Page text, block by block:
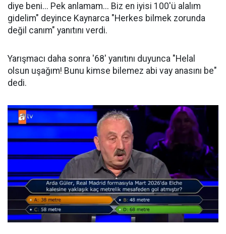
diye beni... Pek anlamam... Biz en iyisi 100'ü alalım
gidelim" deyince Kaynarca "Herkes bilmek zorunda
değil canım" yanıtını verdi.
Yarışmacı daha sonra '68' yanıtını duyunca "Helal
olsun uşağım! Bunu kimse bilemez abi vay anasını be"
dedi.